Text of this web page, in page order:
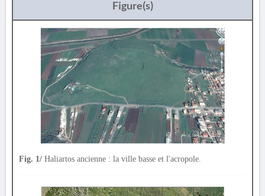
Figure(s)
Fig. 1/ Haliartos ancienne : la ville basse et l'acropole.